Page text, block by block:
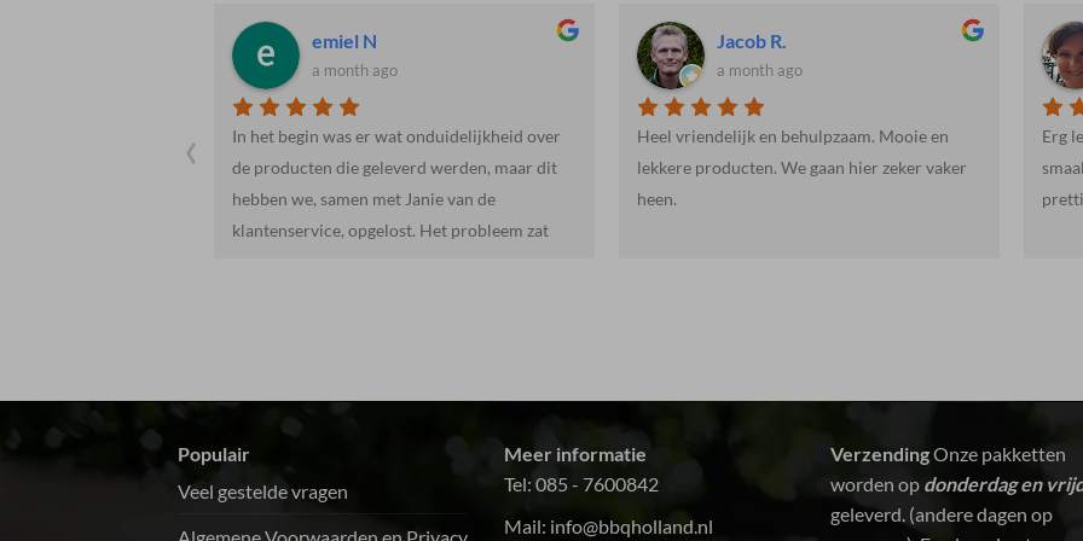
Jacob R.
a month ago
Heel vriendelijk en behulpzaam. Mooie en
lekkere producten. We gaan hier zeker vaker
heen.
Martienne R.
a month ago
Erg lekker, mals halalvlees. Ook de vis
smaakte erg goed. De levering was snel en
prettig. Kortom: een aanrader!
‹
Populair
Veel gestelde vragen
Meer informatie
Tel: 085 - 7600842
Mail: info@bbqholland.nl
VerzendingOnze pakketten
worden op donderdag en
geleverd. (andere dagen op